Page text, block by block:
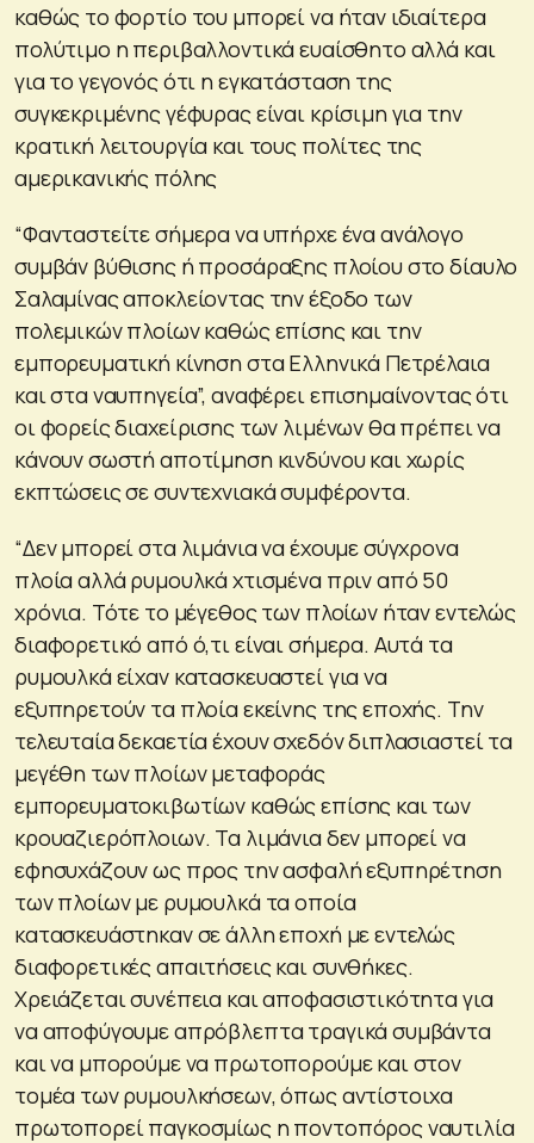
καθώς το φορτίο του μπορεί να ήταν ιδιαίτερα
πολύτιμο η περιβαλλοντικά ευαίσθητο αλλά και
για το γεγονός ότι η εγκατάσταση της
συγκεκριμένης γέφυρας είναι κρίσιμη για την
κρατική λειτουργία και τους πολίτες της
αμερικανικής πόλης
“Φανταστείτε σήμερα να υπήρχε ένα ανάλογο
συμβάν βύθισης ή προσάραξης πλοίου στο δίαυλο
Σαλαμίνας αποκλείοντας την έξοδο των
πολεμικών πλοίων καθώς επίσης και την
εμπορευματική κίνηση στα Ελληνικά Πετρέλαια
και στα ναυπηγεία”, αναφέρει επισημαίνοντας ότι
οι φορείς διαχείρισης των λιμένων θα πρέπει να
κάνουν σωστή αποτίμηση κινδύνου και χωρίς
εκπτώσεις σε συντεχνιακά συμφέροντα.
“Δεν μπορεί στα λιμάνια να έχουμε σύγχρονα
πλοία αλλά ρυμουλκά χτισμένα πριν από 50
χρόνια. Τότε το μέγεθος των πλοίων ήταν εντελώς
διαφορετικό από ό,τι είναι σήμερα. Αυτά τα
ρυμουλκά είχαν κατασκευαστεί για να
εξυπηρετούν τα πλοία εκείνης της εποχής. Την
τελευταία δεκαετία έχουν σχεδόν διπλασιαστεί τα
μεγέθη των πλοίων μεταφοράς
εμπορευματοκιβωτίων καθώς επίσης και των
κρουαζιερόπλοιων. Τα λιμάνια δεν μπορεί να
εφησυχάζουν ως προς την ασφαλή εξυπηρέτηση
των πλοίων με ρυμουλκά τα οποία
κατασκευάστηκαν σε άλλη εποχή με εντελώς
διαφορετικές απαιτήσεις και συνθήκες.
Χρειάζεται συνέπεια και αποφασιστικότητα για
να αποφύγουμε απρόβλεπτα τραγικά συμβάντα
και να μπορούμε να πρωτοπορούμε και στον
τομέα των ρυμουλκήσεων, όπως αντίστοιχα
πρωτοπορεί παγκοσμίως η ποντοπόρος ναυτιλία